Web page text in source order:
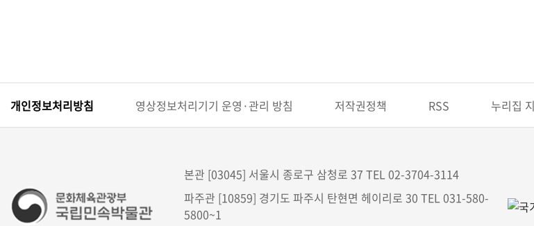
개인정보처리방침 영상정보처리기기 운영·관리 방침 저작권정책 RSS 누리집
본관 [03045] 서울시 종로구 삼청로 37 TEL 02-3704-3114
파주관 [10859] 경기도 파주시 탄현면 헤이리로 30 TEL 031-580-
5800~1